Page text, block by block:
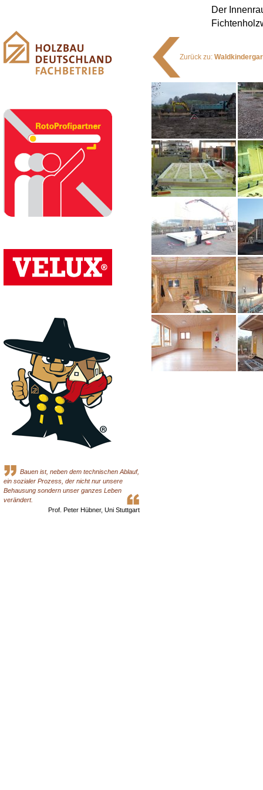
Der
Zurück zu:
Bauen ist, neben dem technischen Ablauf,
ein sozialer Prozess, der nicht nur unsere
Behausung sondern unser ganzes Leben
verändert.
Prof. Peter Hübner, Uni Stuttgart